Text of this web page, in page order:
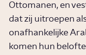
Ottomanen, en
dat zij uitroepen
onafhankelijke
komen hun